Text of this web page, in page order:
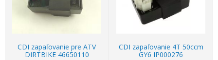
CDI zapaľovanie pre ATV
DIRTBIKE 46650110
CDI zapaľovanie 4T 50ccm
GY6 IP000276